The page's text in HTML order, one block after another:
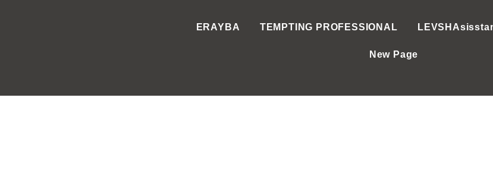
ERAYBA TEMPTING PROFESSIONAL
New Page